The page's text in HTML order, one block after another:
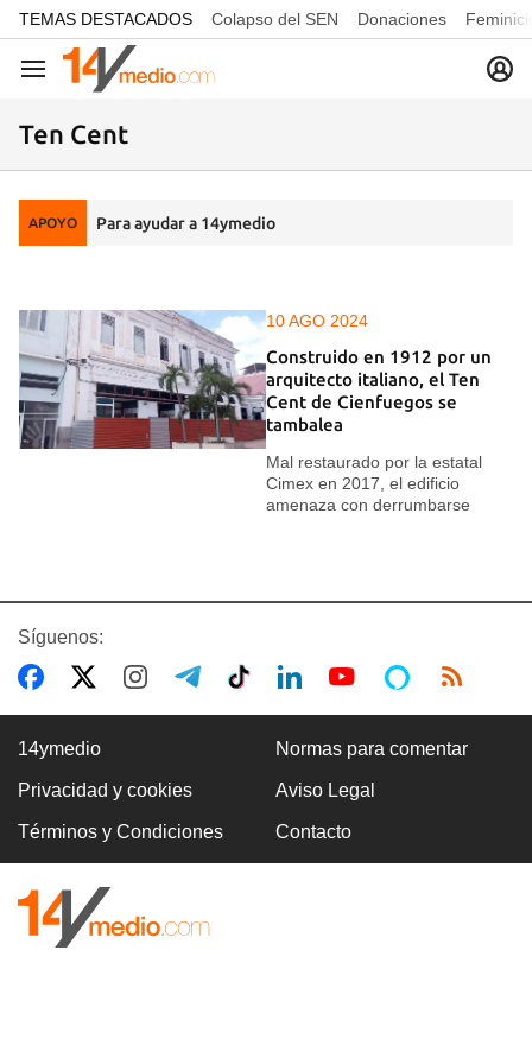
common.go-to-content
TEMAS DESTACADOS Colapso del SEN Donaciones
Navegación
Ten Cent
APOYO Para ayudar a 14ymedio
10 AGO 2024
Construido en 1912 por un
arquitecto italiano, el Ten
Cent de Cienfuegos se
tambalea
Mal restaurado por la estatal
Cimex en 2017, el edificio
amenaza con derrumbarse
Síguenos:
14ymedio Normas para comentar
Privacidad y cookies Aviso Legal
Términos y Condiciones Contacto